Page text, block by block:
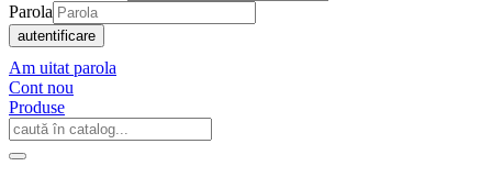
Parola
autentificare
Am uitat parola
Cont nou
Produse